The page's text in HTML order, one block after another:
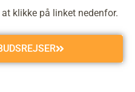
klikke på linket nedenfor.